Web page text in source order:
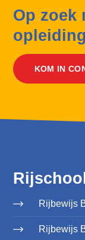
Op zoek
KOM IN
Rijschool
Rijbewijs
Rijbewijs